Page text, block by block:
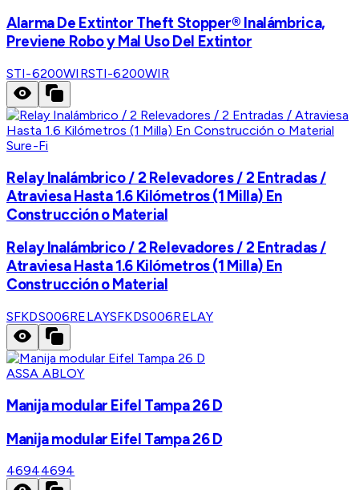
Alarma De Extintor Theft Stopper® Inalámbrica,
Previene Robo y Mal Uso Del Extintor
STI-6200WIRSTI-6200WIR
Sure-Fi
Relay Inalámbrico / 2 Relevadores / 2 Entradas /
Atraviesa Hasta 1.6 Kilómetros (1 Milla) En
Construcción o Material
Relay Inalámbrico / 2 Relevadores / 2 Entradas /
Atraviesa Hasta 1.6 Kilómetros (1 Milla) En
Construcción o Material
SFKDS006RELAYSFKDS006RELAY
ASSA ABLOY
Manija modular Eifel Tampa 26 D
Manija modular Eifel Tampa 26 D
46944694